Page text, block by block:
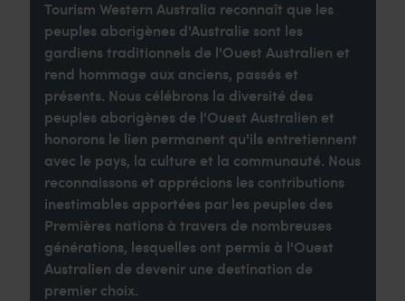
Tourism Western Australia reconnaît que les
peuples aborigènes d'Australie sont les
gardiens traditionnels de l'Ouest Australien et
rend hommage aux anciens, passés et
présents. Nous célébrons la diversité des
peuples aborigènes de l'Ouest Australien et
honorons le lien permanent qu'ils entretiennent
avec le pays, la culture et la communauté. Nous
reconnaissons et apprécions les contributions
inestimables apportées par les peuples des
Premières nations à travers de nombreuses
générations, lesquelles ont permis à l'Ouest
Australien de devenir une destination de
premier choix.